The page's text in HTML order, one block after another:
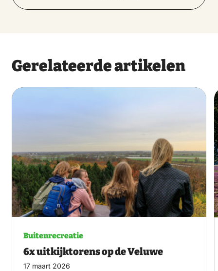
Gerelateerde artikelen
Buitenrecreatie
6x uitkijktorens op de Veluwe
17 maart 2026